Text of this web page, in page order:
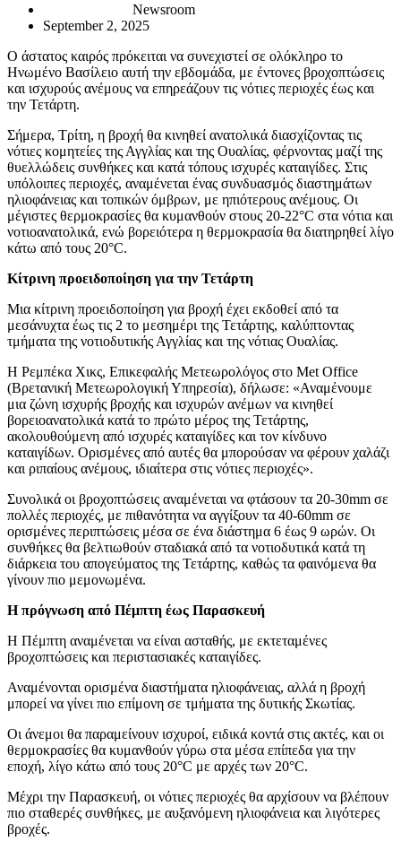
Newsroom
September 2, 2025
Ο άστατος καιρός πρόκειται να συνεχιστεί σε ολόκληρο το
Ηνωμένο Βασίλειο αυτή την εβδομάδα, με έντονες βροχοπτώσεις
και ισχυρούς ανέμους να επηρεάζουν τις νότιες περιοχές έως και
την Τετάρτη.
Σήμερα, Τρίτη, η βροχή θα κινηθεί ανατολικά διασχίζοντας τις
νότιες κομητείες της Αγγλίας και της Ουαλίας, φέρνοντας μαζί της
θυελλώδεις συνθήκες και κατά τόπους ισχυρές καταιγίδες. Στις
υπόλοιπες περιοχές, αναμένεται ένας συνδυασμός διαστημάτων
ηλιοφάνειας και τοπικών όμβρων, με ηπιότερους ανέμους. Οι
μέγιστες θερμοκρασίες θα κυμανθούν στους 20-22°C στα νότια και
νοτιοανατολικά, ενώ βορειότερα η θερμοκρασία θα διατηρηθεί λίγο
κάτω από τους 20°C.
Κίτρινη προειδοποίηση για την Τετάρτη
Μια κίτρινη προειδοποίηση για βροχή έχει εκδοθεί από τα
μεσάνυχτα έως τις 2 το μεσημέρι της Τετάρτης, καλύπτοντας
τμήματα της νοτιοδυτικής Αγγλίας και της νότιας Ουαλίας.
Η Ρεμπέκα Χικς, Επικεφαλής Μετεωρολόγος στο Met Office
(Βρετανική Μετεωρολογική Υπηρεσία), δήλωσε: «Αναμένουμε
μια ζώνη ισχυρής βροχής και ισχυρών ανέμων να κινηθεί
βορειοανατολικά κατά το πρώτο μέρος της Τετάρτης,
ακολουθούμενη από ισχυρές καταιγίδες και τον κίνδυνο
καταιγίδων. Ορισμένες από αυτές θα μπορούσαν να φέρουν χαλάζι
και ριπαίους ανέμους, ιδιαίτερα στις νότιες περιοχές».
Συνολικά οι βροχοπτώσεις αναμένεται να φτάσουν τα 20-30mm σε
πολλές περιοχές, με πιθανότητα να αγγίξουν τα 40-60mm σε
ορισμένες περιπτώσεις μέσα σε ένα διάστημα 6 έως 9 ωρών. Οι
συνθήκες θα βελτιωθούν σταδιακά από τα νοτιοδυτικά κατά τη
διάρκεια του απογεύματος της Τετάρτης, καθώς τα φαινόμενα θα
γίνουν πιο μεμονωμένα.
Η πρόγνωση από Πέμπτη έως Παρασκευή
Η Πέμπτη αναμένεται να είναι ασταθής, με εκτεταμένες
βροχοπτώσεις και περιστασιακές καταιγίδες.
Αναμένονται ορισμένα διαστήματα ηλιοφάνειας, αλλά η βροχή
μπορεί να γίνει πιο επίμονη σε τμήματα της δυτικής Σκωτίας.
Οι άνεμοι θα παραμείνουν ισχυροί, ειδικά κοντά στις ακτές, και οι
θερμοκρασίες θα κυμανθούν γύρω στα μέσα επίπεδα για την
εποχή, λίγο κάτω από τους 20°C με αρχές των 20°C.
Μέχρι την Παρασκευή, οι νότιες περιοχές θα αρχίσουν να βλέπουν
πιο σταθερές συνθήκες, με αυξανόμενη ηλιοφάνεια και λιγότερες
βροχές.